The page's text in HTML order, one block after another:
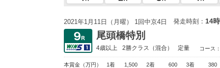
2021年1月11日（月曜） 1回中京4日 発走時刻： 14
尾頭橋特別
4歳以上 2勝クラス （混合） 定量 コース
本賞金 （万円） 1着 1,500 2着 600 3着
380